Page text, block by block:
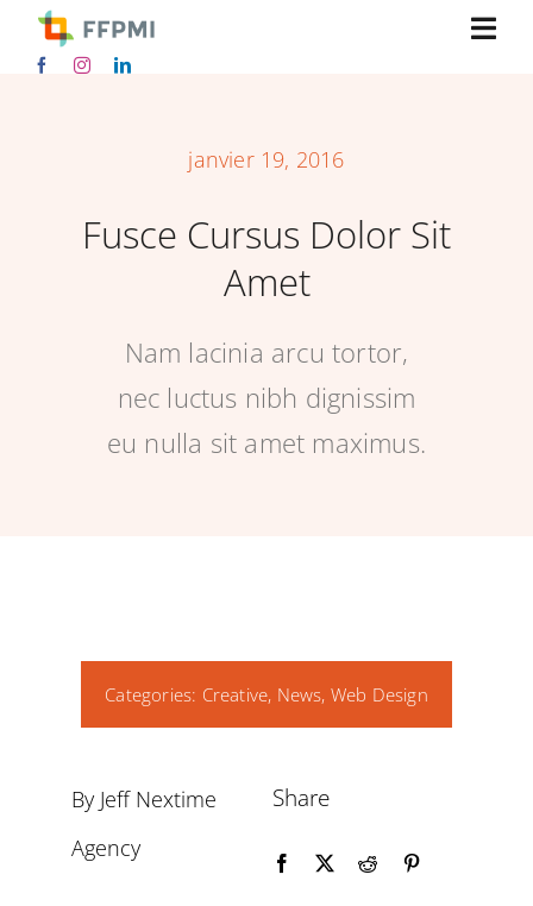
content
Femmes
Accessoires
Mon compte
janvier 19, 2016
Fusce Cursus Dolor Sit
Amet
Nam lacinia arcu tortor,
nec luctus nibh dignissim
eu nulla sit amet maximus.
Categories: Creative, News, Web Design
By Jeff Nextime
Agency
Share